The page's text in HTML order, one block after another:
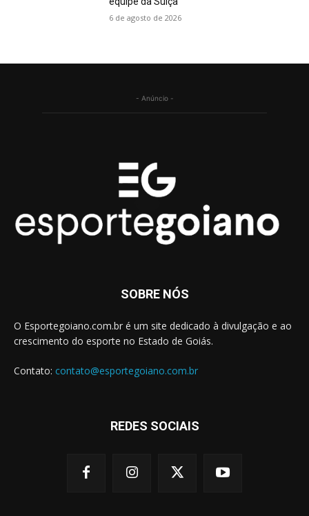
6 de agosto de 2026
- Anúncio -
SOBRE NÓS
O Esportegoiano.com.br é um site dedicado à divulgação e ao
crescimento do esporte no Estado de Goiás.
Contato: contato@esportegoiano.com.br
REDES SOCIAIS